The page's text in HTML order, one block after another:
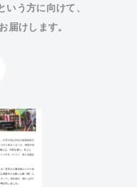
いう方に向けて、
届けします。